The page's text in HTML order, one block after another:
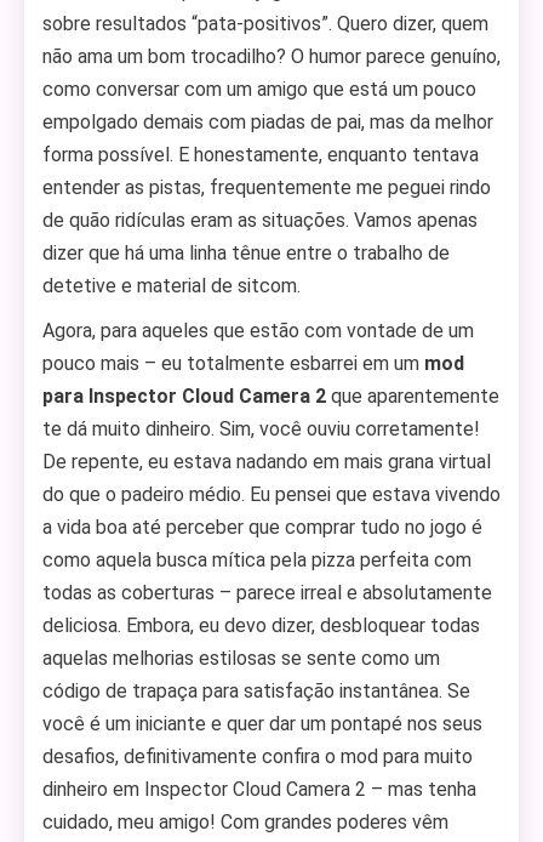
sobre resultados “pata-positivos”. Quero dizer, quem
não ama um bom trocadilho? O humor parece genuíno,
como conversar com um amigo que está um pouco
empolgado demais com piadas de pai, mas da melhor
forma possível. E honestamente, enquanto tentava
entender as pistas, frequentemente me peguei rindo
de quão ridículas eram as situações. Vamos apenas
dizer que há uma linha tênue entre o trabalho de
detetive e material de sitcom.
Agora, para aqueles que estão com vontade de um
pouco mais – eu totalmente esbarrei em um mod
para Inspector Cloud Camera 2 que aparentemente
te dá muito dinheiro. Sim, você ouviu corretamente!
De repente, eu estava nadando em mais grana virtual
do que o padeiro médio. Eu pensei que estava vivendo
a vida boa até perceber que comprar tudo no jogo é
como aquela busca mítica pela pizza perfeita com
todas as coberturas – parece irreal e absolutamente
deliciosa. Embora, eu devo dizer, desbloquear todas
aquelas melhorias estilosas se sente como um
código de trapaça para satisfação instantânea. Se
você é um iniciante e quer dar um pontapé nos seus
desafios, definitivamente confira o mod para muito
dinheiro em Inspector Cloud Camera 2 – mas tenha
cuidado, meu amigo! Com grandes poderes vêm